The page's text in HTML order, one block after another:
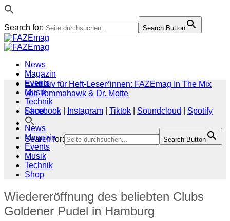
Search for: Search Button
Zum
Inhalt
News
Magazin
Events
Musik
Technik
Shop
Search for: Search Button
Exklusiv für Heft-Leser*innen: FAZEmag In The Mix
von Tommahawk & Dr. Motte
Facebook
Instagram Tiktok Soundcloud
Spotify
News
Magazin
Events
Musik
Technik
Shop
Wiedereröffnung des beliebten Clubs
Goldener Pudel in Hamburg